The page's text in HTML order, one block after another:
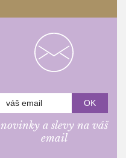
novinky a slevy na váš
email